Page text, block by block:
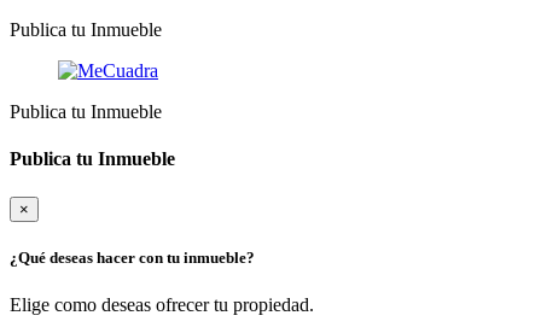
Publica tu Inmueble
Publica tu Inmueble
Publica tu Inmueble
×
¿Qué deseas hacer con tu inmueble?
Elige como deseas ofrecer tu propiedad.